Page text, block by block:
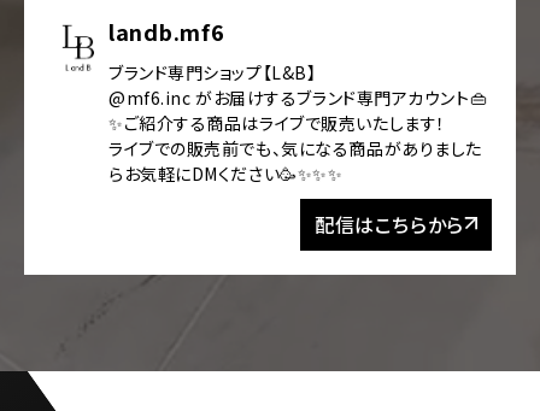
landb.mf6
ブランド専門ショップ【L&B】
@mf6.inc がお届けするブランド専門アカウント👜
✨ご紹介する商品はライブで販売いたします！
ライブでの販売前でも、気になる商品がありました
らお気軽にDMください🥳✨✨✨
配信はこちらから